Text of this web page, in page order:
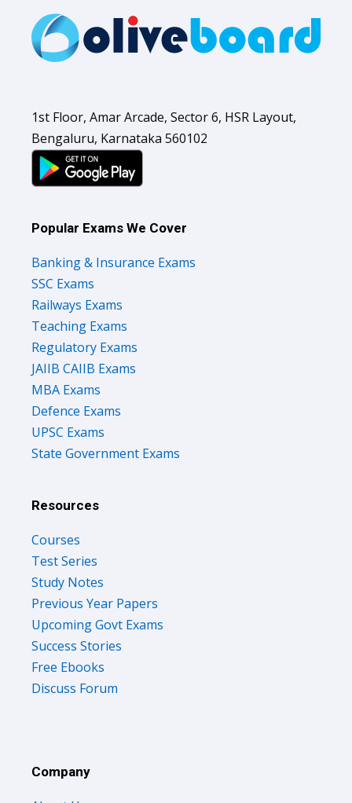
1st Floor, Amar Arcade, Sector 6, HSR Layout,
Bengaluru, Karnataka 560102
Popular Exams We Cover
Banking & Insurance Exams
SSC Exams
Railways Exams
Teaching Exams
Regulatory Exams
JAIIB CAIIB Exams
MBA Exams
Defence Exams
UPSC Exams
State Government Exams
Resources
Courses
Test Series
Study Notes
Previous Year Papers
Upcoming Govt Exams
Success Stories
Free Ebooks
Discuss Forum
Company